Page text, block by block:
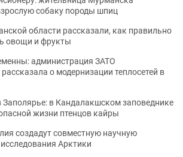
собаку породы шпиц
области рассказали, как правильно
овощи и фрукты
администрация ЗАТО
о модернизации теплосетей в
в Кандалакшском заповеднике
жизни птенцов кайры
создадут совместную научную
Арктики